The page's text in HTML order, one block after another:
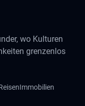
wo Kulturen
grenzenlos
Immobilien